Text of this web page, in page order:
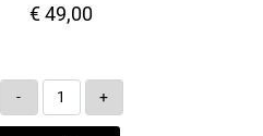
€ 49,00
Quantità